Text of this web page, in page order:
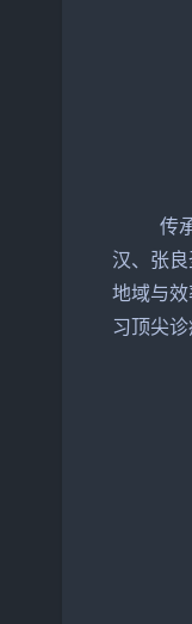
传承是
汉、张
地域与
习顶尖